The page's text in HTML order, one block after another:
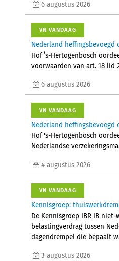
6 augustus 2026
VN VANDAAG
Nederland
Hof ’s-Hertogenbosch
voorwaarden van art. 18 lid
6 augustus 2026
VN VANDAAG
Nederland
Hof 's-Hertogenbosch
Nederlandse
4 augustus 2026
VN VANDAAG
Kennisgroep:
De Kennisgroep IBR IB
belastingverdrag tussen
dagendrempel die bepaalt
3 augustus 2026